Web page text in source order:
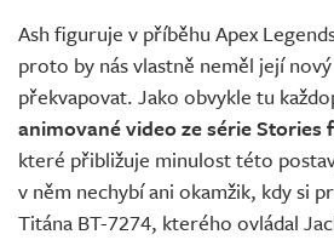
Ash figuruje v příběhu Apex
proto by nás vlastně neměl její
překvapovat. Jako obvykle tu
animované video ze série Stories
které přibližuje minulost této
v něm nechybí ani okamžik, kdy si
Titána BT-7274, kterého ovládal